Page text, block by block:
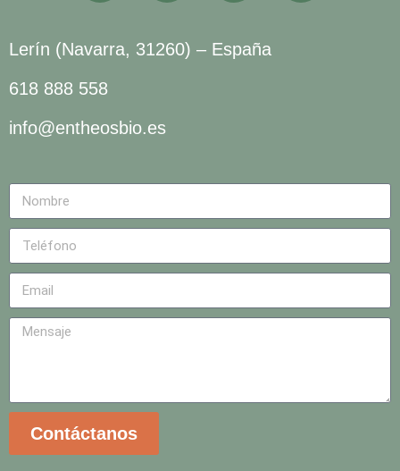
Lerín (Navarra, 31260) – España
618 888 558
info@entheosbio.es
Contáctanos